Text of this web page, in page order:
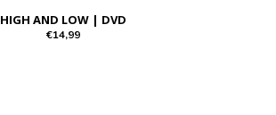
HIGH AND LOW | DVD
€14,99